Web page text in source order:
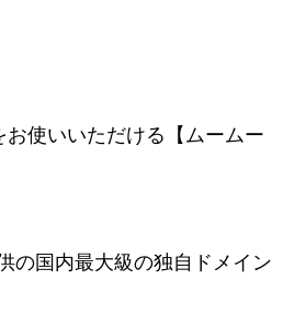
使いいただける【ムームー
の国内最大級の独自ドメイン